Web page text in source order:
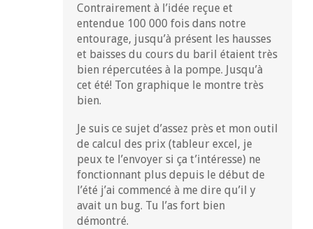
Contrairement à l’idée reçue et
entendue 100 000 fois dans notre
entourage, jusqu’à présent les hausses
et baisses du cours du baril étaient très
bien répercutées à la pompe. Jusqu’à
cet été! Ton graphique le montre très
bien.
Je suis ce sujet d’assez près et mon outil
de calcul des prix (tableur excel, je
peux te l’envoyer si ça t’intéresse) ne
fonctionnant plus depuis le début de
l’été j’ai commencé à me dire qu’il y
avait un bug. Tu l’as fort bien
démontré.